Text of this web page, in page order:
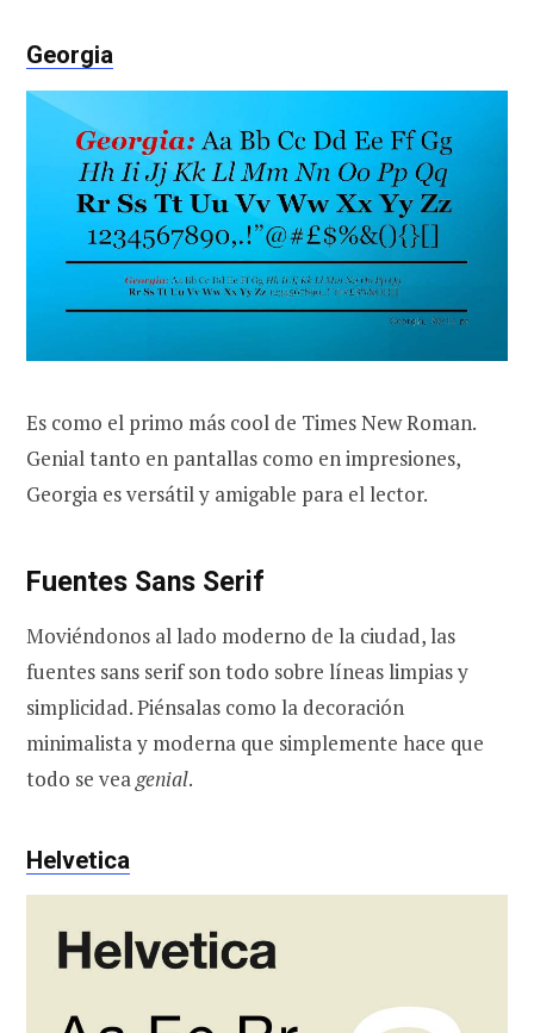
Georgia
Es como el primo más cool de Times New Roman.
Genial tanto en pantallas como en impresiones,
Georgia es versátil y amigable para el lector.
Fuentes Sans Serif
Moviéndonos al lado moderno de la ciudad, las
fuentes sans serif son todo sobre líneas limpias y
simplicidad. Piénsalas como la decoración
minimalista y moderna que simplemente hace que
todo se vea genial.
Helvetica